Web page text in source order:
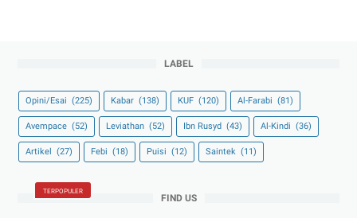
LABEL
Opini/Esai (225) Kabar (138) KUF (120) Al-Farabi (81)
Avempace (52) Leviathan (52) Ibn Rusyd (43) Al-Kindi (36)
Artikel (27) Febi (18) Puisi (12) Saintek (11)
TERPOPULER
FIND US